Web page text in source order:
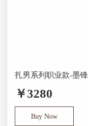
扎男系列职业款-墨锋
￥3280
Buy Now